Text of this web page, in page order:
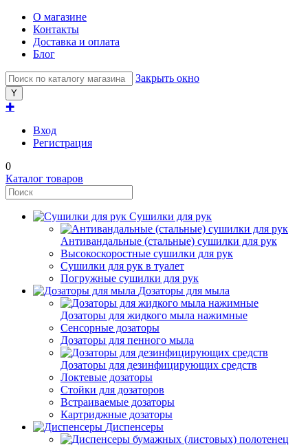
О магазине
Контакты
Доставка и оплата
Блог
Закрыть окно
✚
Вход
Регистрация
0
Каталог товаров
Сушилки для рук
Антивандальные (стальные) сушилки для рук
Высокоскоростные сушилки для рук
Сушилки для рук в туалет
Погружные сушилки для рук
Дозаторы для мыла
Дозаторы для жидкого мыла нажимные
Сенсорные дозаторы
Дозаторы для пенного мыла
Дозаторы для дезинфицирующих средств
Локтевые дозаторы
Стойки для дозаторов
Встраиваемые дозаторы
Картриджные дозаторы
Диспенсеры